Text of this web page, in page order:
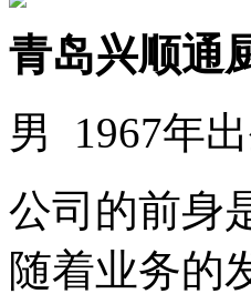
青岛兴顺通
男 1967年
公司的前身
随着业务的